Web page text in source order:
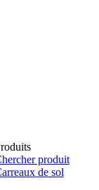
produit
de sol